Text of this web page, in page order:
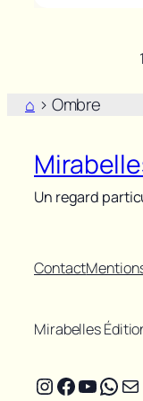
1
⌂ > Ombre
Un regard
Contact
Mirabelles
Instagram
Facebook
E-mail